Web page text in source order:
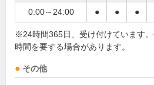
0:00～24:00 ● ● ●
※24時間365日、受け付けています
時間を要する場合があります。
その他